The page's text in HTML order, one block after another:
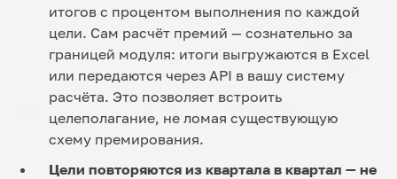
итогов с процентом выполнения по каждой
цели. Сам расчёт премий — сознательно за
границей модуля: итоги выгружаются в Excel
или передаются через API в вашу систему
расчёта. Это позволяет встроить
целеполагание, не ломая существующую
схему премирования.
Цели повторяются из квартала в квартал — не